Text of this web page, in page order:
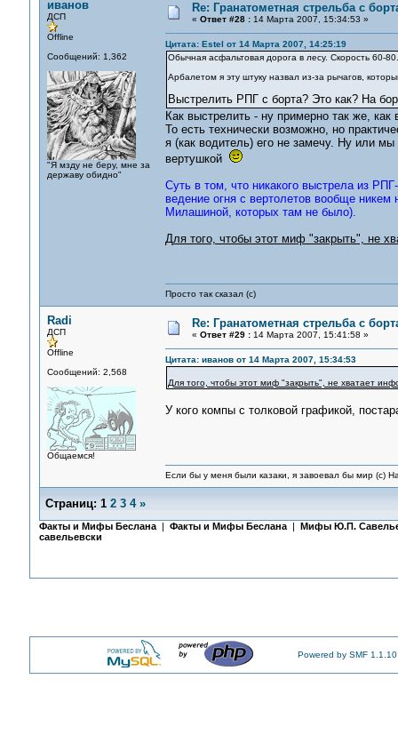
иванов
ДСП
Offline
Сообщений: 1,362
"Я мзду не беру, мне за
державу обидно"
Re: Гранатометная стрельба с
« Ответ #28 :14 Марта 2007, 15:34:53 »
Цитата: Estel от 14 Марта 2007, 14:25:19
Обычная асфальтовая дорога в лесу. Скорость 60-80.
Арбалетом я эту штуку назвал из-за рычагов,
Выстрелить РПГ с борта? Это как? На
Как выстрелить - ну примерно так же,
То есть технически возможно, но
я (как водитель) его не замечу. Ну или
вертушкой
Суть в том, что никакого выстрела из
ведение огня с вертолетов вообще
Милашиной, которых там не было).
Для того, чтобы этот миф "закрыть", не
Просто так сказал (с)
Radi
ДСП
Offline
Сообщений: 2,568
Общаемся!
Re: Гранатометная стрельба с
« Ответ #29 :14 Марта 2007, 15:41:58 »
Цитата: иванов от 14 Марта 2007, 15:34:53
Для того, чтобы этот миф "закрыть", не хватает
У кого компы с толковой графикой,
Если бы у меня были казаки, я завоевал бы мир (с)
Страниц: 1 2 3 4 »
Факты и Мифы Беслана| Факты и Мифы Беслана| Мифы Ю.П.
савельевски
Powered by SMF 1.1.10